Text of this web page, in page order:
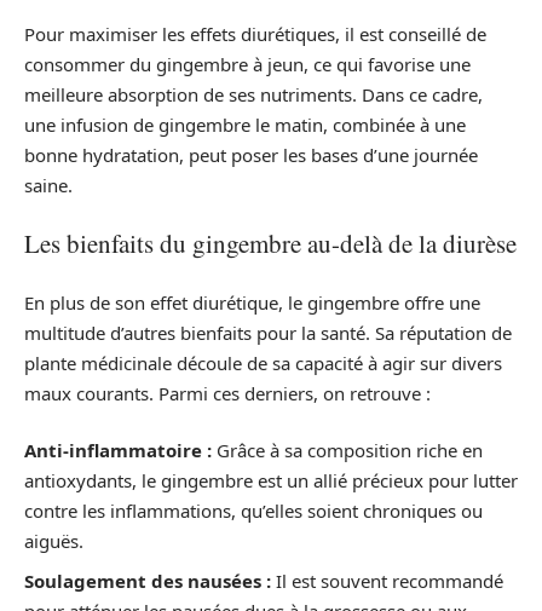
Pour maximiser les effets diurétiques, il est conseillé de
consommer du gingembre à jeun, ce qui favorise une
meilleure absorption de ses nutriments. Dans ce cadre,
une infusion de gingembre le matin, combinée à une
bonne hydratation, peut poser les bases d’une journée
saine.
Les bienfaits du gingembre au-delà de la diurèse
En plus de son effet diurétique, le gingembre offre une
multitude d’autres bienfaits pour la santé. Sa réputation de
plante médicinale découle de sa capacité à agir sur divers
maux courants. Parmi ces derniers, on retrouve :
Anti-inflammatoire : Grâce à sa composition riche en
antioxydants, le gingembre est un allié précieux pour lutter
contre les inflammations, qu’elles soient chroniques ou
aiguës.
Soulagement des nausées : Il est souvent recommandé